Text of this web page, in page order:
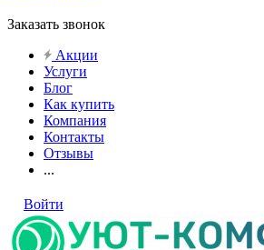
Заказать звонок
Акции
Услуги
Блог
Как купить
Компания
Контакты
Отзывы
...
Войти